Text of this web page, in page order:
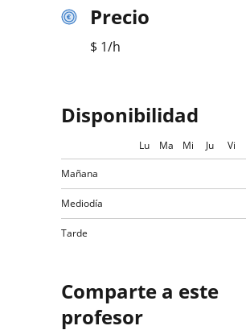
Precio
$ 1/h
Disponibilidad
Lu Ma Mi Ju Vi
Mañana
Mediodía
Tarde
Comparte a este
profesor